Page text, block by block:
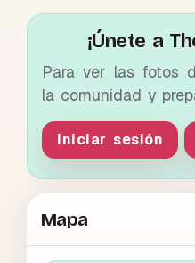
¡Únete a
Para ver las fotos
la comunidad y
Iniciar sesión
Mapa